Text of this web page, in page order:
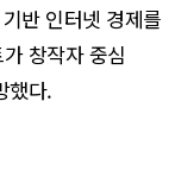
반 인터넷 경제를
창작자 중심
했다.